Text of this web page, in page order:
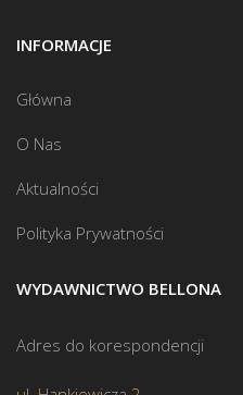
INFORMACJE
Główna
O Nas
Aktualności
Polityka Prywatności
WYDAWNICTWO BELLONA
Adres do korespondencji